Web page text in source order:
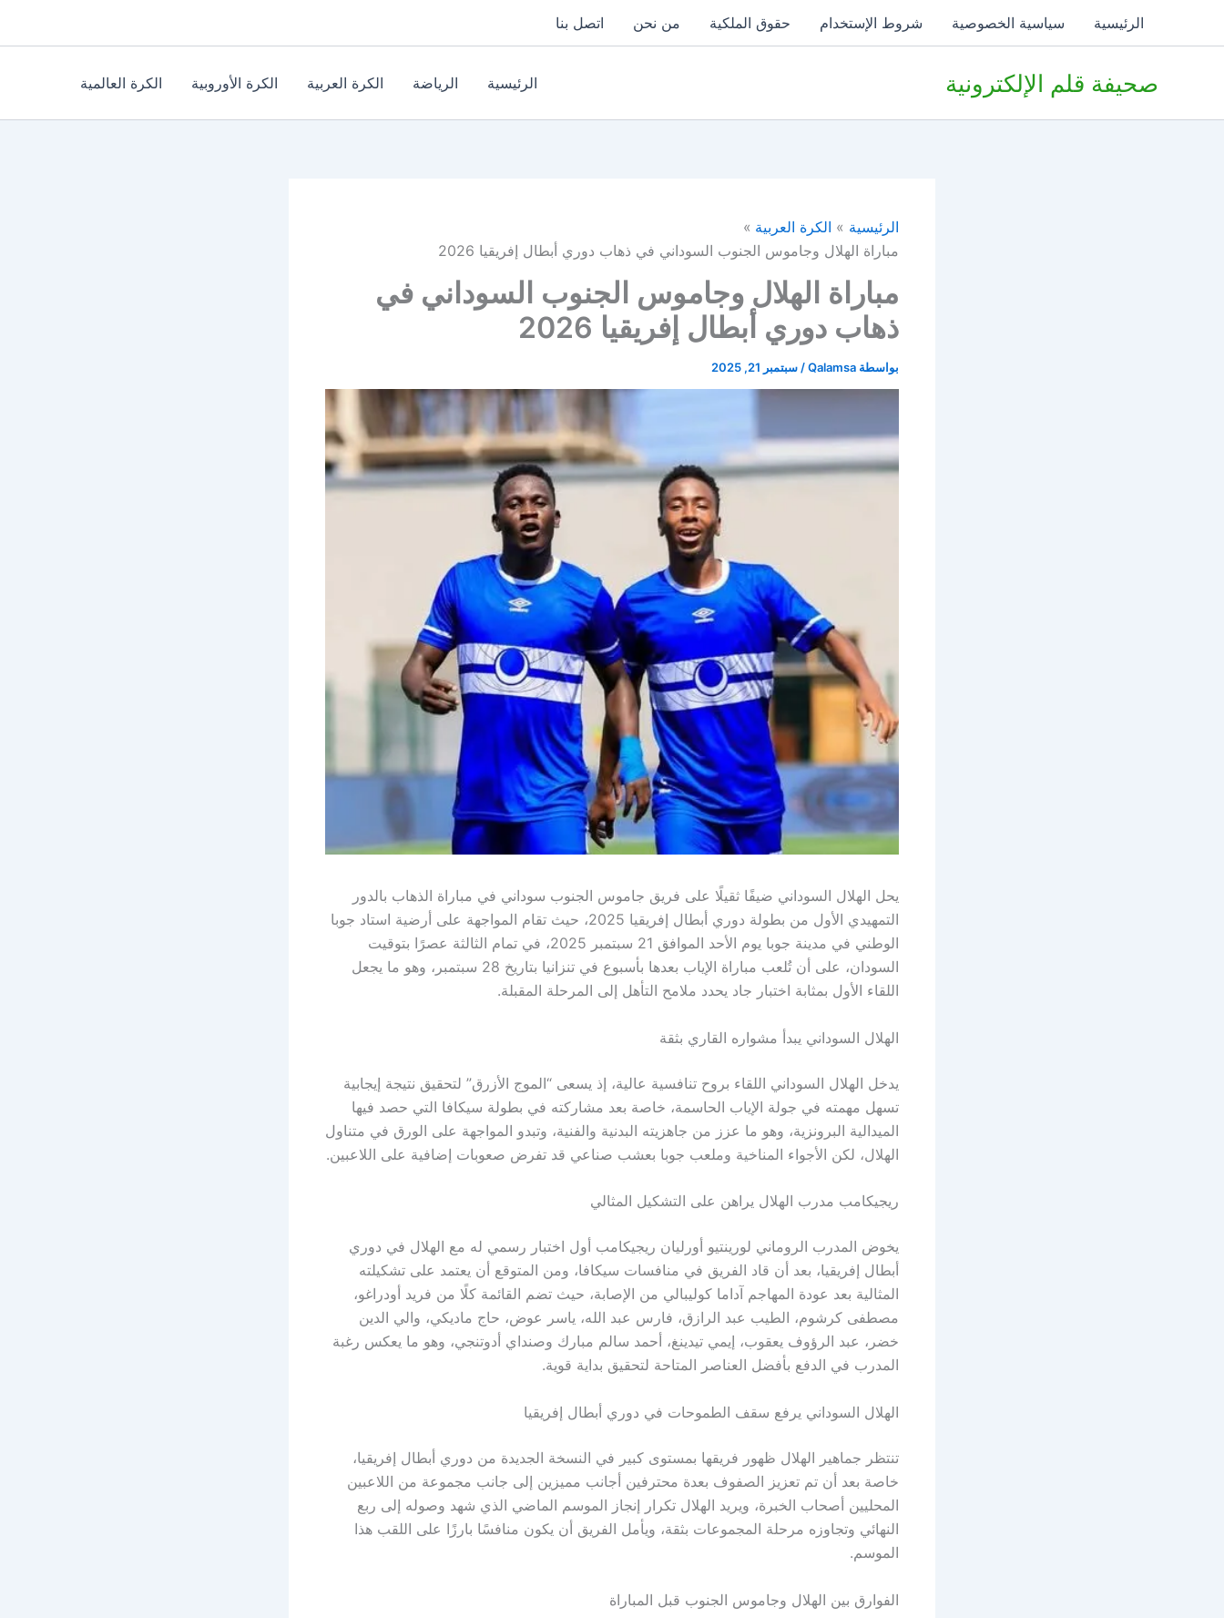
الرئيسية سياسية الخصوصية شروط الإستخدام حقوق الملكية من نحن اتصل بنا
صحيفة قلم الإلكترونية الرئيسية الرياضة الكرة العربية الكرة الأوروبية الكرة العالمية
الرئيسية
الكرة العربية
مباراة الهلال وجاموس الجنوب السوداني في ذهاب دوري أبطال إفريقيا 2026
مباراة الهلال وجاموس الجنوب السوداني في
ذهاب دوري أبطال إفريقيا 2026
بواسطة Qalamsa
/ سبتمبر 21, 2025
يحل الهلال السوداني ضيفًا ثقيلًا على فريق جاموس الجنوب سوداني في مباراة الذهاب بالدور
التمهيدي الأول من بطولة دوري أبطال إفريقيا 2025، حيث تقام المواجهة على أرضية استاد جوبا
الوطني في مدينة جوبا يوم الأحد الموافق 21 سبتمبر 2025، في تمام الثالثة عصرًا بتوقيت
السودان، على أن تُلعب مباراة الإياب بعدها بأسبوع في تنزانيا بتاريخ 28 سبتمبر، وهو ما يجعل
اللقاء الأول بمثابة اختبار جاد يحدد ملامح التأهل إلى المرحلة المقبلة.
الهلال السوداني يبدأ مشواره القاري بثقة
يدخل الهلال السوداني اللقاء بروح تنافسية عالية، إذ يسعى “الموج الأزرق” لتحقيق نتيجة إيجابية
تسهل مهمته في جولة الإياب الحاسمة، خاصة بعد مشاركته في بطولة سيكافا التي حصد فيها
الميدالية البرونزية، وهو ما عزز من جاهزيته البدنية والفنية، وتبدو المواجهة على الورق في متناول
الهلال، لكن الأجواء المناخية وملعب جوبا بعشب صناعي قد تفرض صعوبات إضافية على اللاعبين.
ريجيكامب مدرب الهلال يراهن على التشكيل المثالي
يخوض المدرب الروماني لورينتيو أورليان ريجيكامب أول اختبار رسمي له مع الهلال في دوري
أبطال إفريقيا، بعد أن قاد الفريق في منافسات سيكافا، ومن المتوقع أن يعتمد على تشكيلته
المثالية بعد عودة المهاجم آداما كوليبالي من الإصابة، حيث تضم القائمة كلًا من فريد أودراغو،
مصطفى كرشوم، الطيب عبد الرازق، فارس عبد الله، ياسر عوض، حاج ماديكي، والي الدين
خضر، عبد الرؤوف يعقوب، إيمي تيدينغ، أحمد سالم مبارك وصنداي أدوتنجي، وهو ما يعكس رغبة
المدرب في الدفع بأفضل العناصر المتاحة لتحقيق بداية قوية.
الهلال السوداني يرفع سقف الطموحات في دوري أبطال إفريقيا
تنتظر جماهير الهلال ظهور فريقها بمستوى كبير في النسخة الجديدة من دوري أبطال إفريقيا،
خاصة بعد أن تم تعزيز الصفوف بعدة محترفين أجانب مميزين إلى جانب مجموعة من اللاعبين
المحليين أصحاب الخبرة، ويريد الهلال تكرار إنجاز الموسم الماضي الذي شهد وصوله إلى ربع
النهائي وتجاوزه مرحلة المجموعات بثقة، ويأمل الفريق أن يكون منافسًا بارزًا على اللقب هذا
الموسم.
الفوارق بين الهلال وجاموس الجنوب قبل المباراة